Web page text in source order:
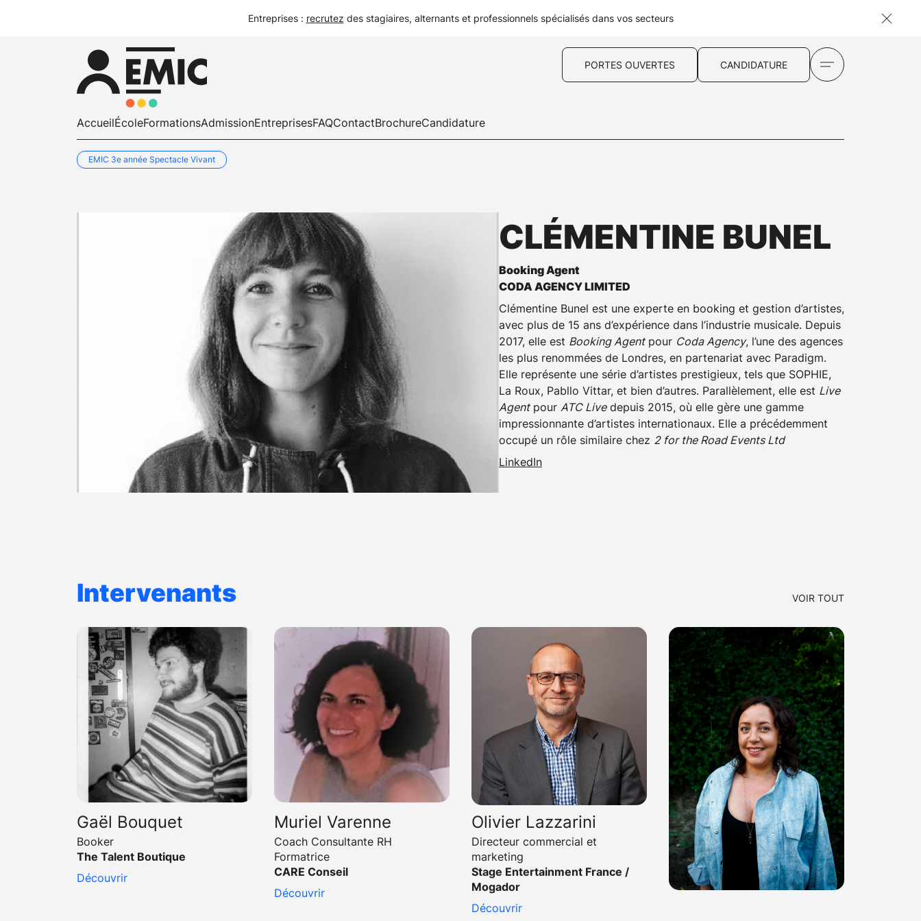
Entreprises : recrutez des stagiaires, alternants et professionnels spécialisés dans vos secteurs
PORTES OUVERTES CANDIDATURE
AccueilÉcoleFormationsAdmissionEntreprisesFAQContactBrochureCandidature
EMIC 3e année Spectacle Vivant
CLÉMENTINE BUNEL
Booking Agent
CODA AGENCY LIMITED
Clémentine Bunel est une experte en booking et gestion d’artistes,
avec plus de 15 ans d’expérience dans l’industrie musicale. Depuis
2017, elle est Booking Agentpour Coda Agency, l’une des agences
les plus renommées de Londres, en partenariat avec Paradigm.
Elle représente une série d’artistes prestigieux, tels que SOPHIE,
La Roux, Pabllo Vittar, et bien d’autres. Parallèlement, elle est Live
Agentpour ATC Livedepuis 2015, où elle gère une gamme
impressionnante d’artistes internationaux. Elle a précédemment
occupé un rôle similaire chez 2 for the Road Events Ltd
LinkedIn
Intervenants VOIR TOUT
Gaël Bouquet
Booker
The Talent Boutique
Découvrir
Muriel Varenne
Coach Consultante RH
Formatrice
CARE Conseil
Découvrir
Olivier Lazzarini
Directeur commercial et
marketing
Stage Entertainment France /
Mogador
Découvrir
Charlotte Gluzman
Direction & Booking
Source Productions
Découvrir